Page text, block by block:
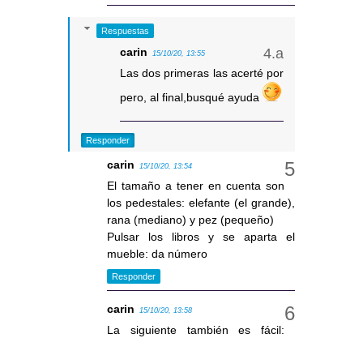
Respuestas
carin 15/10/20, 13:55
Las dos primeras las acerté por
pero, al final,busqué ayuda
Responder
carin 15/10/20, 13:54
El tamaño a tener en cuenta son
los pedestales: elefante (el grande),
rana (mediano) y pez (pequeño)
Pulsar los libros y se aparta el
mueble: da número
Responder
carin 15/10/20, 13:58
La siguiente también es fácil: